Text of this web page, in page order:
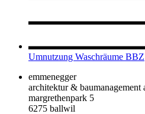
Umnutzung Waschräume BBZ
emmenegger
architektur & baumanagement
margrethenpark 5
6275 ballwil